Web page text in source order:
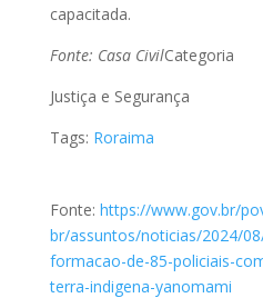
capacitada.
Fonte: Casa CivilCategoria
Justiça e Segurança
Tags: Roraima
Fonte: https://www.gov.br/
br/assuntos/noticias/2024/
formacao-de-85-policiais-
terra-indigena-yanomami